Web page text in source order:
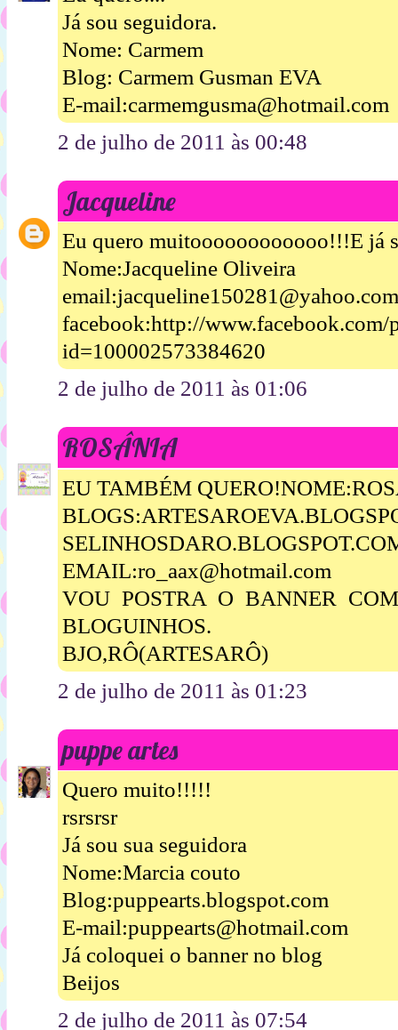
Já sou seguidora.
Nome: Carmem
Blog: Carmem Gusman EVA
E-mail:carmemgusma@hotmail.com
2 de julho de 2011 às 00:48
Jacqueline
Eu quero muitoooooooooooo!!!E já
Nome:Jacqueline Oliveira
facebook:http://www.facebook.com/
id=100002573384620
2 de julho de 2011 às 01:06
ROSÂNIA
EU TAMBÉM
EMAIL:ro_aax@hotmail.com
VOU POSTRA O BANNER
BLOGUINHOS.
BJO,RÔ(ARTESARÔ)
2 de julho de 2011 às 01:23
puppe artes
Quero muito!!!!!
rsrsrsr
Já sou sua seguidora
Nome:Marcia couto
Blog:puppearts.blogspot.com
E-mail:puppearts@hotmail.com
Já coloquei o banner no blog
Beijos
2 de julho de 2011 às 07:54